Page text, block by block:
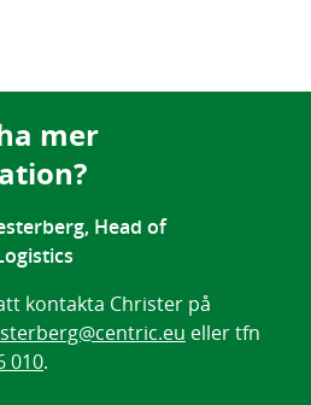
mer
Head of
kontakta Christer på
eller tfn
010.